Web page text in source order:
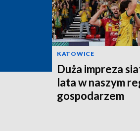
KATOWICE
Duża impreza
lata w naszym
gospodarzem